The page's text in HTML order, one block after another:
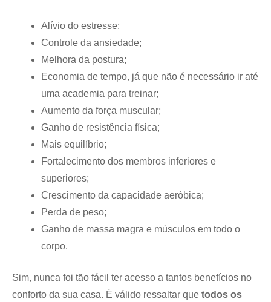
Alívio do estresse;
Controle da ansiedade;
Melhora da postura;
Economia de tempo, já que não é necessário ir até
uma academia para treinar;
Aumento da força muscular;
Ganho de resistência física;
Mais equilíbrio;
Fortalecimento dos membros inferiores e
superiores;
Crescimento da capacidade aeróbica;
Perda de peso;
Ganho de massa magra e músculos em todo o
corpo.
Sim, nunca foi tão fácil ter acesso a tantos benefícios no
conforto da sua casa. É válido ressaltar que todos os